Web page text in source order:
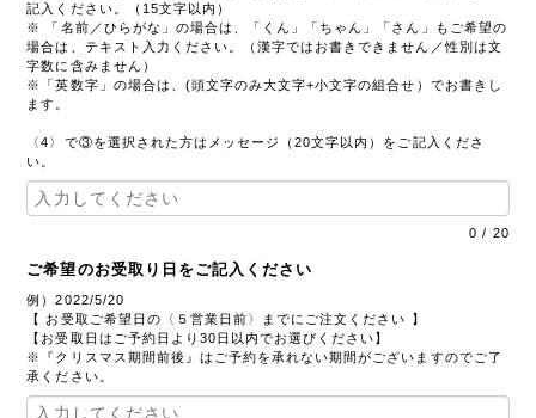
記入ください。（15文字以内）
※ 「名前／ひらがな」の場合は、「くん」「ちゃん」「さん」もご希望の
場合は、テキスト入力ください。（漢字ではお書きできません／性別は文
字数に含みません）
※「英数字」の場合は、(頭文字のみ大文字+小文字の組合せ）でお書きし
ます。
〈4〉で③を選択された方はメッセージ（20文字以内）をご記入くださ
い。
0 / 20
ご希望のお受取り日をご記入ください
例）2022/5/20
【 お受取ご希望日の〈５営業日前〉までにご注文ください 】
【お受取日はご予約日より30日以内でお選びください】
※『クリスマス期間前後』はご予約を承れない期間がございますのでご了
承ください。